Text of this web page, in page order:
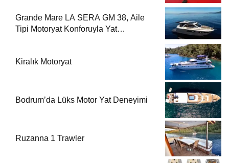
Grande Mare LA SERA GM 38, Aile
Tipi Motoryat Konforuyla Yat
Kiralık Motoryat
Bodrum’da Lüks Motor Yat Deneyimi
Ruzanna 1 Trawler